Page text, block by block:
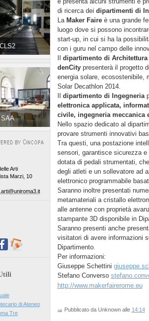
CLS2
SAA
Arti
Marzi, 10
di Ateneo
Tre
di ricerca dei dipartimenti di
La Maker Faire è una grande
luogo dove si possono
start-up, in cui si ha la
con i guru nel campo delle
Il dipartimento di Architettura
denCitypresenterà il progetto
energia solare, ecosostenibile,
Solar Decathlon 2014.
Il dipartimento di Ingegneria
elettronica applicata,
civile, ingegneria meccanica
Nello spazio dedicato al
provare strumenti innovativi
Tra questi, una postazione
sensori, garantisce sicurezza e
dotata di pedali strumentati,
degli atleti e un sollevatore ad
elettronico programmabile
Saranno inoltre presentati
metamateriali a cristallo
alle antenne con proprietà
stampante 3D disponibile in
Saranno presenti anche
visitatori di avere informazioni
Dipartimento.
Per informazioni:
Giuseppe Schettini
Stefano Converso
http://www.makerfairerome.eu
Pubblicato da Unknown alle 14:14